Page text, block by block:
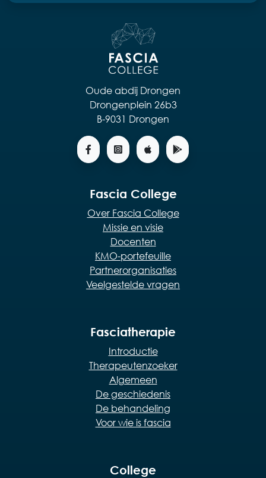
Oude abdij Drongen
Drongenplein 26b3
B-9031 Drongen
Fascia College
Over Fascia College
Missie en visie
Docenten
KMO-portefeuille
Partnerorganisaties
Veelgestelde vragen
Fasciatherapie
Introductie
Therapeutenzoeker
Algemeen
De geschiedenis
De behandeling
Voor wie is fascia
College